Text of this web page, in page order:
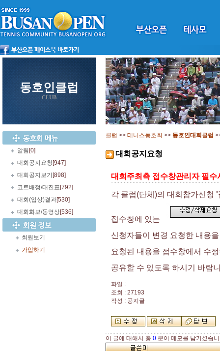
동호인클럽
CLUB
알림 [0]
대회공지요청 [947]
대회공지보기 [898]
코트배정/대진표 [792]
대회(입상)결과[530]
대회화보/동영상[536]
회원보기
가입하기
클럽 >> 테니스동호회 >> 동호인대회클럽
대회공지요청
대회주최측 접수창관리자 필수
각 클럽(단체)의 대회참가신청 '
접수창에 있는
신청자들이 변경 요청한 내용
요청된 내용을 접수창에서 수
공유할 수 있도록 하시기 바랍
파일 :
조회 : 27193
작성 : 공지글
이 글에 대해서 총 0 분이 메모를 남기셨습